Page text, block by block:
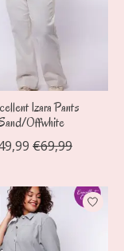
Izara Pants
Offwhite
€69,99